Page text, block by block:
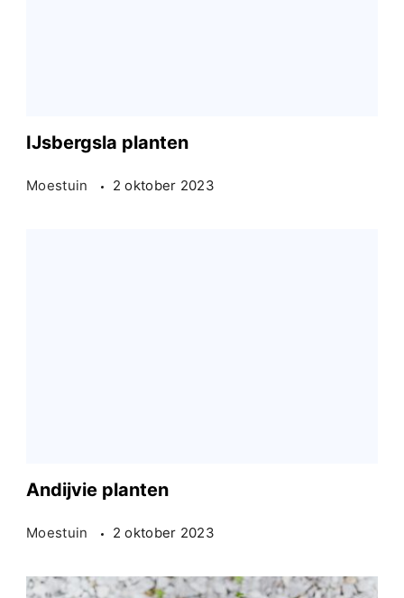
IJsbergsla planten
Moestuin 2 oktober 2023
Andijvie planten
Moestuin 2 oktober 2023